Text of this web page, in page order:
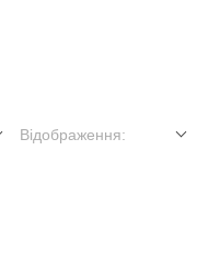
Відображення: